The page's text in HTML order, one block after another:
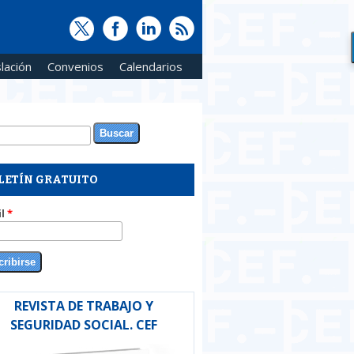
Convenios Calendarios
de búsqueda
GRATUITO
*
REVISTA DE TRABAJO Y
SEGURIDAD SOCIAL. CEF